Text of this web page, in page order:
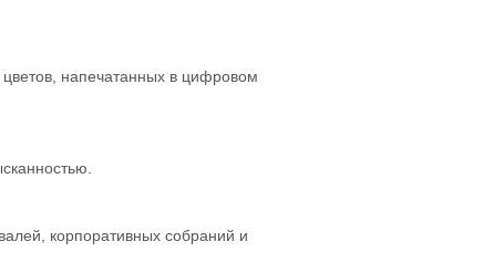
напечатанных в цифровом
корпоративных собраний и